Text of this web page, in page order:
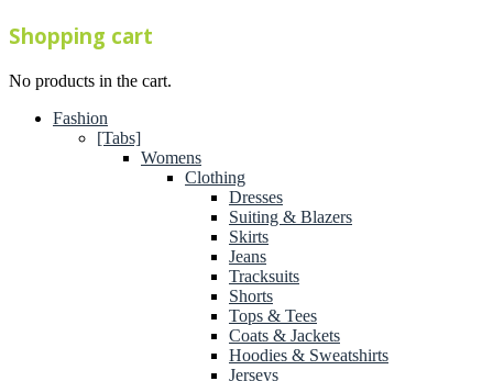
Shopping cart
No products in the cart.
Fashion
[Tabs]
Womens
Clothing
Dresses
Suiting & Blazers
Skirts
Jeans
Tracksuits
Shorts
Tops & Tees
Coats & Jackets
Hoodies & Sweatshirts
Jerseys